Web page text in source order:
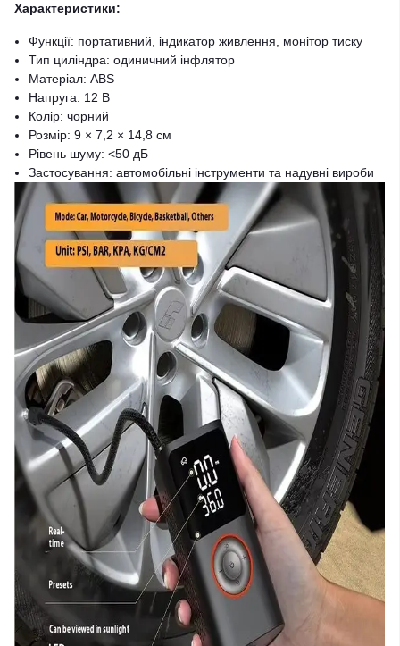
Характеристики:
Функції: портативний, індикатор живлення, монітор тиску
Тип циліндра: одиничний інфлятор
Матеріал: ABS
Напруга: 12 В
Колір: чорний
Розмір: 9 × 7,2 × 14,8 см
Рівень шуму: <50 дБ
Застосування: автомобільні інструменти та надувні вироби